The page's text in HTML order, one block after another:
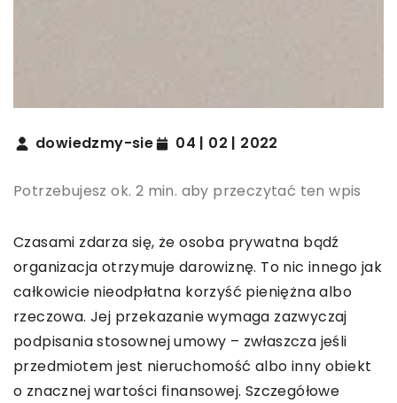
dowiedzmy-sie 04 | 02 | 2022
Potrzebujesz ok. 2 min. aby przeczytać ten wpis
Czasami zdarza się, że osoba prywatna bądź
organizacja otrzymuje darowiznę. To nic innego jak
całkowicie nieodpłatna korzyść pieniężna albo
rzeczowa. Jej przekazanie wymaga zazwyczaj
podpisania stosownej umowy – zwłaszcza jeśli
przedmiotem jest nieruchomość albo inny obiekt
o znacznej wartości finansowej. Szczegółowe